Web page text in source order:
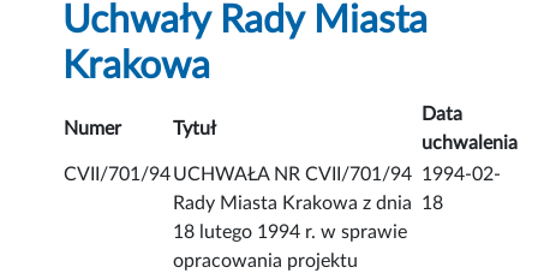
Uchwały Rady Miasta
Krakowa
Numer Tytuł
Data
uchwalenia
CVII/701/94UCHWAŁA NR CVII/701/94
Rady Miasta Krakowa z dnia
18 lutego 1994 r. w sprawie
opracowania projektu
1994-02-
18